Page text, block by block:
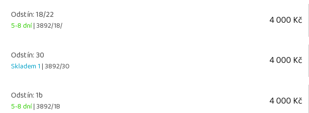
Odstín: 18/22
5-8 dní| 3892/18/ 4 000 Kč
Odstín: 30
Skladem 1| 3892/30 4 000 Kč
Odstín: 1b
5-8 dní| 3892/1B 4 000 Kč